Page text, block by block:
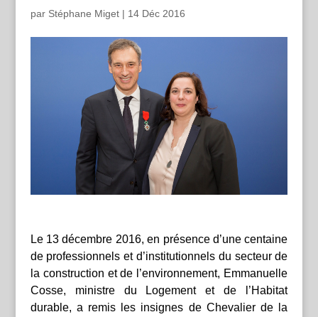
par Stéphane Miget| 14 Déc 2016
Le 13 décembre 2016, en présence d’une centaine
de professionnels et d’institutionnels du secteur de
la construction et de l’environnement, Emmanuelle
Cosse, ministre du Logement et de l’Habitat
durable, a remis les insignes de Chevalier de la